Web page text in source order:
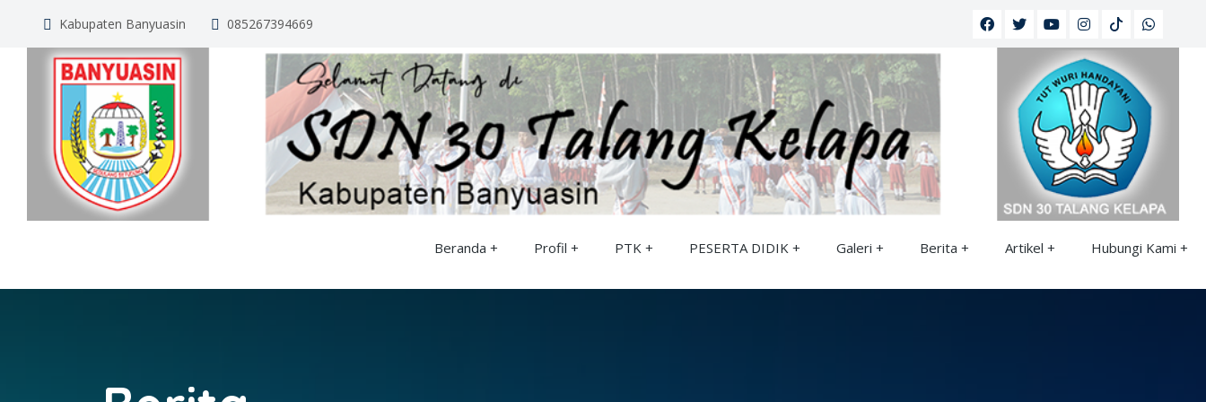
Kabupaten Banyuasin 085267394669
Beranda Profil PTK PESERTA DIDIK Galeri Berita Artikel Hubungi Kami